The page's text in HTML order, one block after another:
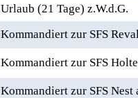
Urlaub (21 Tage) z.W.d.G.
Kommandiert zur SFS
Kommandiert zur SFS
Kommandiert zur SFS Nest